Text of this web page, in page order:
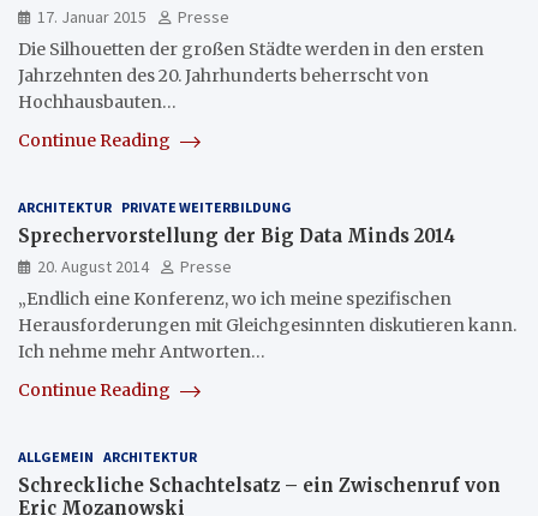
17. Januar 2015
Presse
Die Silhouetten der großen Städte werden in den ersten
Jahrzehnten des 20. Jahrhunderts beherrscht von
Hochhausbauten…
Continue Reading
ARCHITEKTUR PRIVATE WEITERBILDUNG
Sprechervorstellung der Big Data Minds 2014
20. August 2014
Presse
„Endlich eine Konferenz, wo ich meine spezifischen
Herausforderungen mit Gleichgesinnten diskutieren kann.
Ich nehme mehr Antworten…
Continue Reading
ALLGEMEIN ARCHITEKTUR
Schreckliche Schachtelsatz – ein Zwischenruf von
Eric Mozanowski